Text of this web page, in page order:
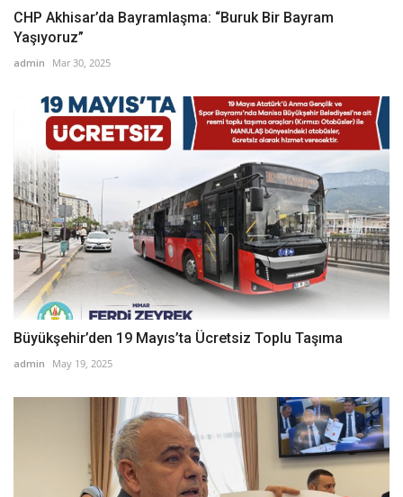
CHP Akhisar’da Bayramlaşma: “Buruk Bir Bayram
Yaşıyoruz”
admin Mar 30, 2025
Büyükşehir’den 19 Mayıs’ta Ücretsiz Toplu Taşıma
admin May 19, 2025